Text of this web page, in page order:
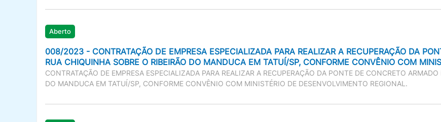
Aberto
008/2023 - CONTRATAÇÃO DE EMPRESA ESPECIALIZADA PARA REALIZAR A RECUPERAÇÃO DA
RUA CHIQUINHA SOBRE O RIBEIRÃO DO MANDUCA EM TATUÍ/SP, CONFORME CONVÊNIO COM
CONTRATAÇÃO DE EMPRESA ESPECIALIZADA PARA REALIZAR A RECUPERAÇÃO DA PONTE DE CONCRETO
DO MANDUCA EM TATUÍ/SP, CONFORME CONVÊNIO COM MINISTÉRIO DE DESENVOLVIMENTO REGIONAL.